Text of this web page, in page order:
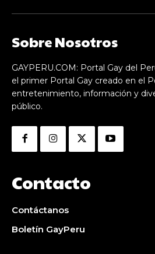
Sobre Nosotros
GAYPERU.COM: Portal Gay del
el primer Portal Gay creado en el
entretenimiento, información y
público.
Contacto
Contáctanos
Boletín GayPeru